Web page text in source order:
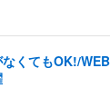
くてもOK!/